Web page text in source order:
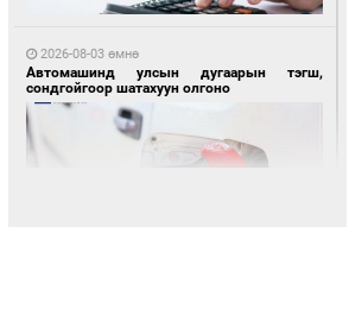
Ноцтой зөрчил гаргасан автобусны
2026-08-03 өмнө
Автомашинд улсын дугаарын тэгш,
сондгойгоор шатахуун олгоно